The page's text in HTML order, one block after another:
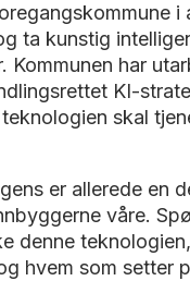
i
ta kunstig
Kommunen har
KI-
skal
er allerede en
våre.
denne
hvem som setter